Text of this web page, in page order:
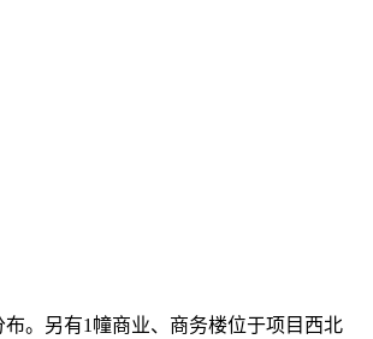
。另有1幢商业、商务楼位于项目西北